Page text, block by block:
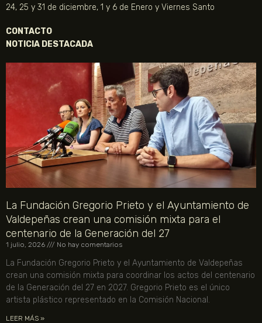
24, 25 y 31 de diciembre, 1 y 6 de Enero y Viernes Santo
CONTACTO
NOTICIA DESTACADA
La Fundación Gregorio Prieto y el Ayuntamiento de
Valdepeñas crean una comisión mixta para el
centenario de la Generación del 27
1 julio, 2026 No hay comentarios
La Fundación Gregorio Prieto y el Ayuntamiento de Valdepeñas
crean una comisión mixta para coordinar los actos del centenario
de la Generación del 27 en 2027. Gregorio Prieto es el único
artista plástico representado en la Comisión Nacional.
LEER MÁS »